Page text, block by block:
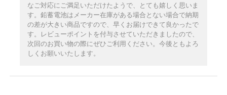
なご対応にご満足いただけたようで、とても嬉しく思いま
す。鉛蓄電池はメーカー在庫がある場合とない場合で納期
の差が大きい商品ですので、早くお届けできて良かったで
す。レビューポイントを付与させていただきましたので、
次回のお買い物の際にぜひご利用ください。今後ともよろ
しくお願いいたします。